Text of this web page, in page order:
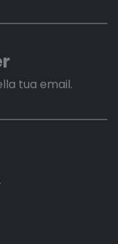
tua email.